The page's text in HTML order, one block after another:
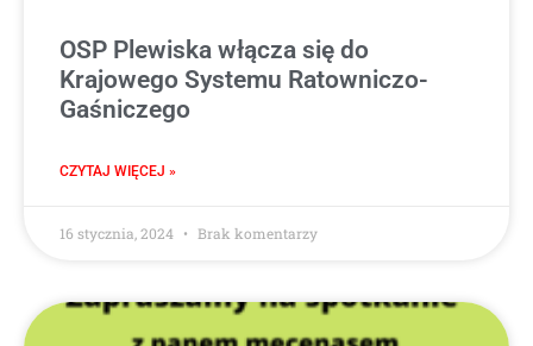
OSP Plewiska włącza się do
Krajowego Systemu Ratowniczo-
Gaśniczego
CZYTAJ WIĘCEJ »
16 stycznia, 2024 Brak komentarzy